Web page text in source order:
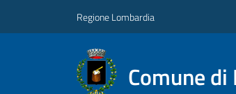
Regione Lombardia
Comune